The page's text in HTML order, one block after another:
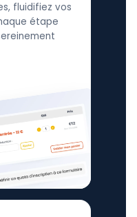
fluidifiez vos
étape